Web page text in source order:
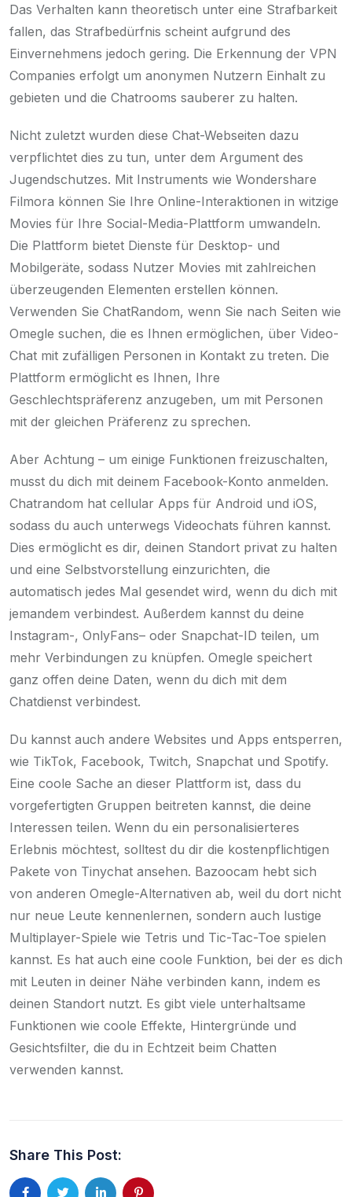
Das Verhalten kann theoretisch unter eine Strafbarkeit
fallen, das Strafbedürfnis scheint aufgrund des
Einvernehmens jedoch gering. Die Erkennung der VPN
Companies erfolgt um anonymen Nutzern Einhalt zu
gebieten und die Chatrooms sauberer zu halten.
Nicht zuletzt wurden diese Chat-Webseiten dazu
verpflichtet dies zu tun, unter dem Argument des
Jugendschutzes. Mit Instruments wie Wondershare
Filmora können Sie Ihre Online-Interaktionen in witzige
Movies für Ihre Social-Media-Plattform umwandeln.
Die Plattform bietet Dienste für Desktop- und
Mobilgeräte, sodass Nutzer Movies mit zahlreichen
überzeugenden Elementen erstellen können.
Verwenden Sie ChatRandom, wenn Sie nach Seiten wie
Omegle suchen, die es Ihnen ermöglichen, über Video-
Chat mit zufälligen Personen in Kontakt zu treten. Die
Plattform ermöglicht es Ihnen, Ihre
Geschlechtspräferenz anzugeben, um mit Personen
mit der gleichen Präferenz zu sprechen.
Aber Achtung – um einige Funktionen freizuschalten,
musst du dich mit deinem Facebook-Konto anmelden.
Chatrandom hat cellular Apps für Android und iOS,
sodass du auch unterwegs Videochats führen kannst.
Dies ermöglicht es dir, deinen Standort privat zu halten
und eine Selbstvorstellung einzurichten, die
automatisch jedes Mal gesendet wird, wenn du dich mit
jemandem verbindest. Außerdem kannst du deine
Instagram-, OnlyFans– oder Snapchat-ID teilen, um
mehr Verbindungen zu knüpfen. Omegle speichert
ganz offen deine Daten, wenn du dich mit dem
Chatdienst verbindest.
Du kannst auch andere Websites und Apps entsperren,
wie TikTok, Facebook, Twitch, Snapchat und Spotify.
Eine coole Sache an dieser Plattform ist, dass du
vorgefertigten Gruppen beitreten kannst, die deine
Interessen teilen. Wenn du ein personalisierteres
Erlebnis möchtest, solltest du dir die kostenpflichtigen
Pakete von Tinychat ansehen. Bazoocam hebt sich
von anderen Omegle-Alternativen ab, weil du dort nicht
nur neue Leute kennenlernen, sondern auch lustige
Multiplayer-Spiele wie Tetris und Tic-Tac-Toe spielen
kannst. Es hat auch eine coole Funktion, bei der es dich
mit Leuten in deiner Nähe verbinden kann, indem es
deinen Standort nutzt. Es gibt viele unterhaltsame
Funktionen wie coole Effekte, Hintergründe und
Gesichtsfilter, die du in Echtzeit beim Chatten
verwenden kannst.
Share This Post: